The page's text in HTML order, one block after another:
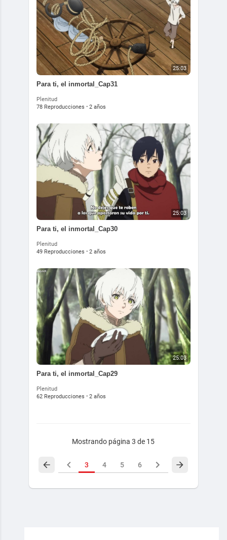
25:03
Para ti, el inmortal_Cap31
Plenitud
78 Reproducciones · 2 años
25:03
Para ti, el inmortal_Cap30
Plenitud
49 Reproducciones · 2 años
25:03
⁣Para ti, el inmortal_Cap29
Plenitud
62 Reproducciones · 2 años
Mostrando página 3 de 15
3 4 5 6